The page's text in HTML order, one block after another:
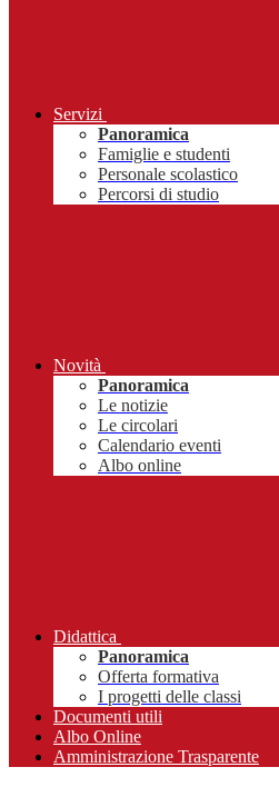
Servizi
Panoramica
Famiglie e studenti
Personale scolastico
Percorsi di studio
Novità
Panoramica
Le notizie
Le circolari
Calendario eventi
Albo online
Didattica
Panoramica
Offerta formativa
I progetti delle classi
Documenti utili
Albo Online
Amministrazione Trasparente